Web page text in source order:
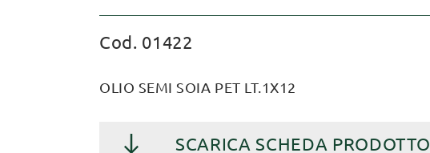
Cod. 01422
OLIO SEMI SOIA PET LT.1X12
SCARICA SCHEDA PRODOTTO